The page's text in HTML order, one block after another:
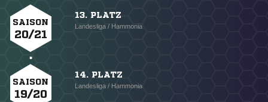
SAISON
20/21
13. PLATZ
Landesliga / Hammonia
SAISON
19/20
14. PLATZ
Landesliga / Hammonia